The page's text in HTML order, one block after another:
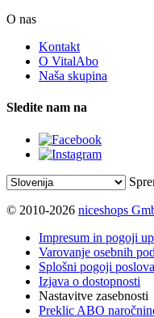
O nas
Kontakt
O VitalAbo
Naša skupina
Sledite nam na
© 2010-2026 niceshops
Impresum in pogoji
Varovanje osebnih
Splošni pogoji
Izjava o dostopnosti
Nastavitve zasebnosti
Preklic ABO